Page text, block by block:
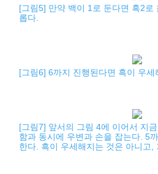
[그림5] 만약 백이 1로 둔다면 흑2로
롭다.
[그림6] 6까지 진행된다면 흑이 우세
[그림7] 앞서의 그림 4에 이어서 지
함과 동시에 우변과 손을 잡는다. 5
한다. 흑이 우세해지는 것은 아니고,